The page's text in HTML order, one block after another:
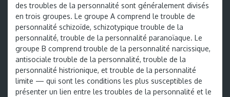
des troubles de la personnalité sont généralement divisés
en trois groupes. Le groupe A comprend le trouble de
personnalité schizoïde, schizotypique trouble de la
personnalité, trouble de la personnalité paranoïaque. Le
groupe B comprend trouble de la personnalité narcissique,
antisociale trouble de la personnalité, trouble de la
personnalité histrionique, et trouble de la personnalité
limite — qui sont les conditions les plus susceptibles de
présenter un lien entre les troubles de la personnalité et le